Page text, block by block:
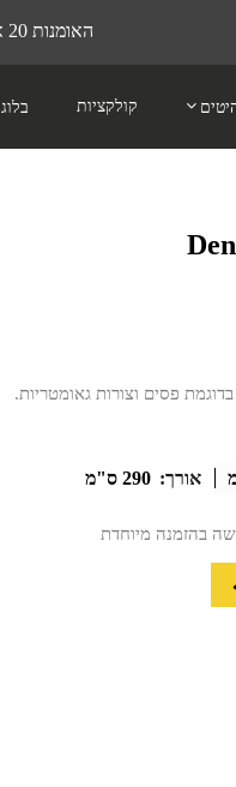
האומנות 20 א.ת. חדש נתניה
קולקציות בלוג
פסים וצורות גאומטריות.
אורך: 290 ס"מ
בהזמנה מיוחדת